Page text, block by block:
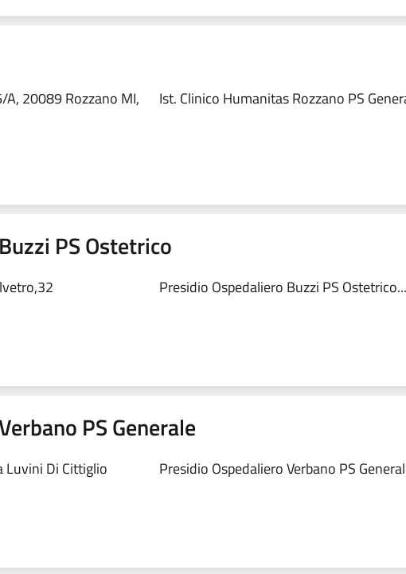
20089 Rozzano MI,
Ist. Clinico Humanitas Rozzano PS
PS Ostetrico
Presidio Ospedaliero Buzzi PS Ostetrico...
PS Generale
Luvini Di Cittiglio Presidio Ospedaliero Verbano PS